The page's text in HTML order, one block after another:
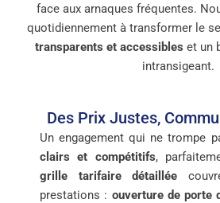
face aux arnaques fréquentes.
quotidiennement à transformer le
transparents et accessibles et un
intransigeant.
Des Prix Justes,
Un engagement qui ne trompe
clairs et compétitifs,
grille tarifaire détaillée
prestations : ouverture de porte